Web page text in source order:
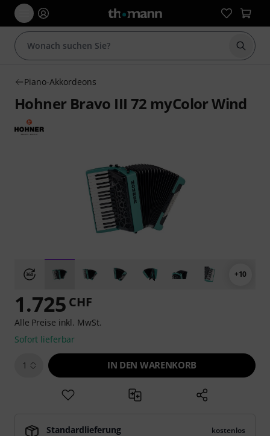
Suche
Piano-Akkordeons
Hohner Bravo III 72 myColor Wind
+10
1.725 CHF
Alle Preise inkl. MwSt.
Sofort lieferbar
1 IN DEN WARENKORB
Standardlieferung
kostenlos